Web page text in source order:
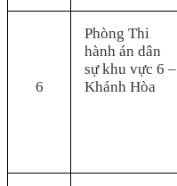
6
Phòng Thi
hành án dân
sự khu vực 6 –
Khánh Hòa